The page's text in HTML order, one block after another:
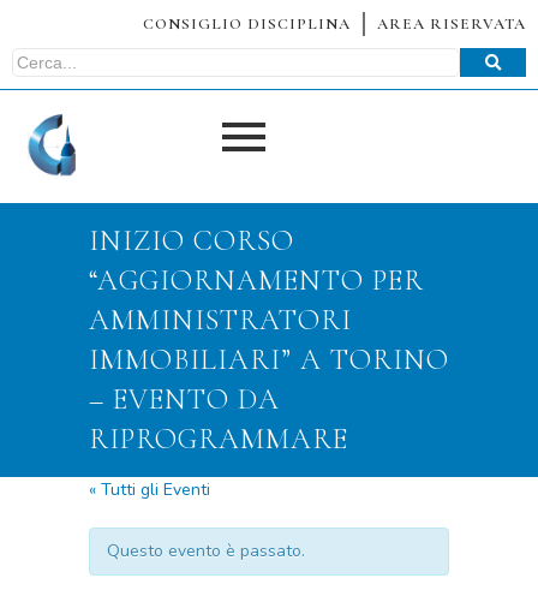
CONSIGLIO DISCIPLINA AREA RISERVATA
INIZIO CORSO
“AGGIORNAMENTO PER
AMMINISTRATORI
IMMOBILIARI” A TORINO
– EVENTO DA
RIPROGRAMMARE
« Tutti gli Eventi
Questo evento è passato.